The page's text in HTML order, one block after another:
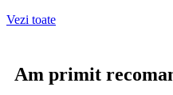
Vezi toate
Am primit